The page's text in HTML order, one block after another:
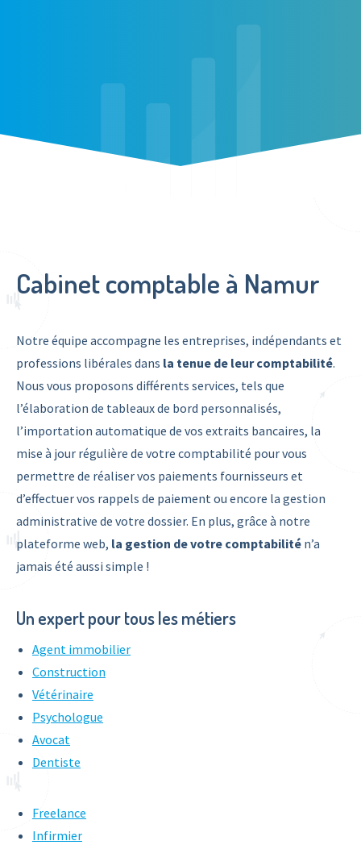
Cabinet comptable à Namur
Notre équipe accompagne les entreprises, indépendants et
professions libérales dans la tenue de leur comptabilité.
Nous vous proposons différents services, tels que
l’élaboration de tableaux de bord personnalisés,
l’importation automatique de vos extraits bancaires, la
mise à jour régulière de votre comptabilité pour vous
permettre de réaliser vos paiements fournisseurs et
d’effectuer vos rappels de paiement ou encore la gestion
administrative de votre dossier. En plus, grâce à notre
plateforme web, la gestion de votre comptabilité n’a
jamais été aussi simple !
Un expert pour tous les métiers
Agent immobilier
Construction
Vétérinaire
Psychologue
Avocat
Dentiste
Freelance
Infirmier